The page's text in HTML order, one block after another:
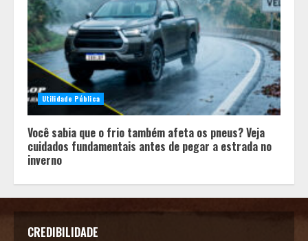
Utilidade Pública
Você sabia que o frio também afeta os pneus? Veja
cuidados fundamentais antes de pegar a estrada no
inverno
CREDIBILIDADE